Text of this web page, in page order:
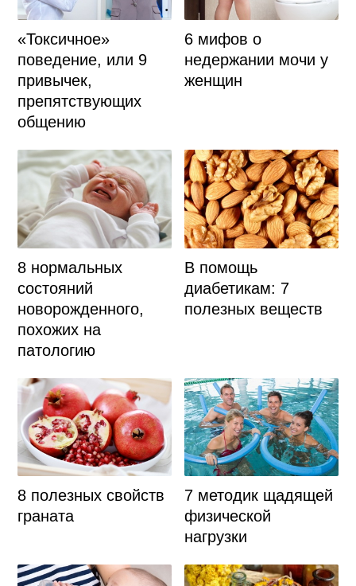
«Токсичное»
поведение, или 9
привычек,
препятствующих
общению
6 мифов о
недержании мочи у
женщин
8 нормальных
состояний
новорожденного,
похожих на
патологию
В помощь
диабетикам: 7
полезных веществ
8 полезных свойств
граната
7 методик щадящей
физической
нагрузки